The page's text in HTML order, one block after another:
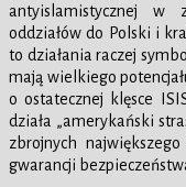
antyislamistycznej w
oddziałów do Polski i
to działania raczej
mają wielkiego
o ostatecznej klęsce
działa „amerykański
zbrojnych
gwarancji